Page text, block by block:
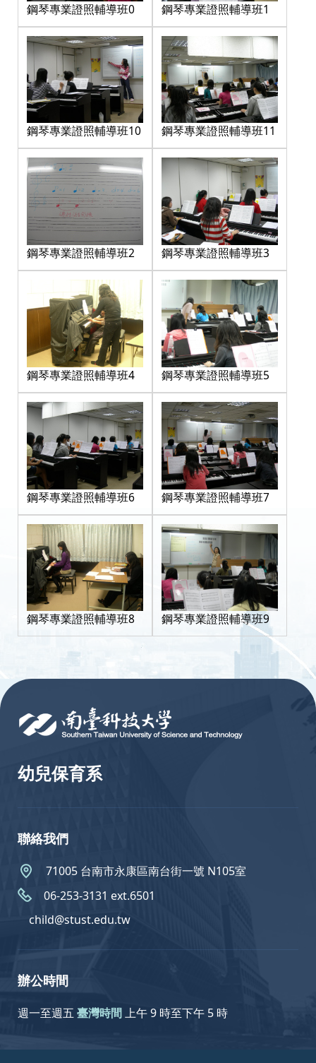
鋼琴專業證照輔導班0 鋼琴專業證照輔導班1
鋼琴專業證照輔導班10 鋼琴專業證照輔導班11
鋼琴專業證照輔導班2 鋼琴專業證照輔導班3
鋼琴專業證照輔導班4 鋼琴專業證照輔導班5
鋼琴專業證照輔導班6 鋼琴專業證照輔導班7
鋼琴專業證照輔導班8 鋼琴專業證照輔導班9
幼兒保育系
聯絡我們
71005 台南市永康區南台街一號 N105室
06-253-3131 ext.6501
child@stust.edu.tw
辦公時間
週一至週五 臺灣時間上午 9 時至下午 5 時